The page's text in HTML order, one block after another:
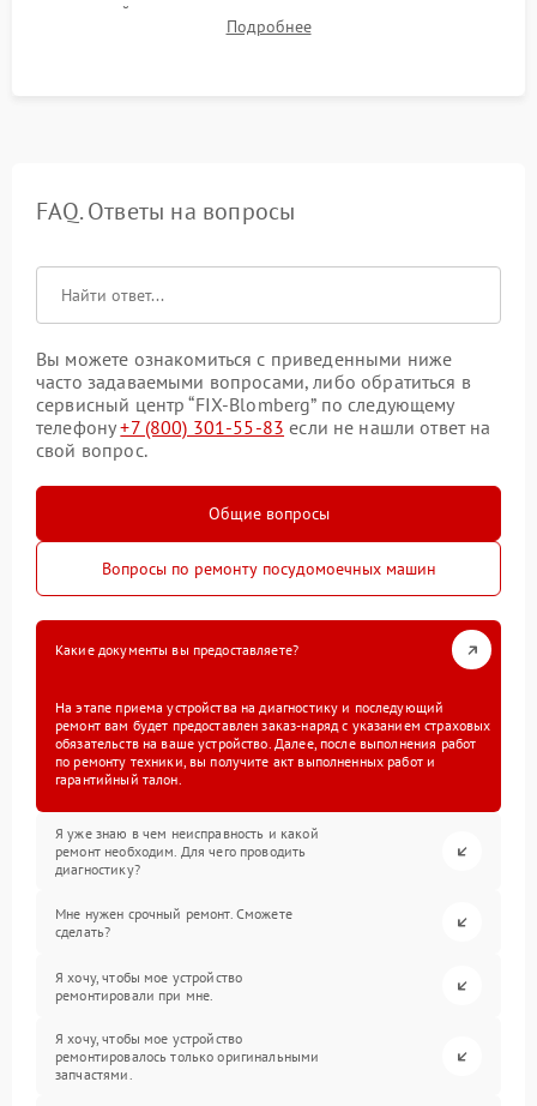
до нужной температуры, отсутствия посторонних шумов,
штатного слива и абсолютной сухости в поддоне.
Подробнее
FAQ. Ответы на вопросы
Вы можете ознакомиться с приведенными ниже
часто задаваемыми вопросами, либо обратиться в
сервисный центр “FIX-Blomberg” по следующему
телефону+7 (800) 301-55-83 если не нашли ответ на
свой вопрос.
Общие вопросы
Вопросы по ремонту посудомоечных машин
Какие документы вы предоставляете?
На этапе приема устройства на диагностику и последующий
ремонт вам будет предоставлен заказ-наряд с указанием страховых
обязательств на ваше устройство. Далее, после выполнения работ
по ремонту техники, вы получите акт выполненных работ и
гарантийный талон.
Я уже знаю в чем неисправность и какой
ремонт необходим. Для чего проводить
диагностику?
Мне нужен срочный ремонт. Сможете
сделать?
Я хочу, чтобы мое устройство
ремонтировали при мне.
Я хочу, чтобы мое устройство
ремонтировалось только оригинальными
запчастями.